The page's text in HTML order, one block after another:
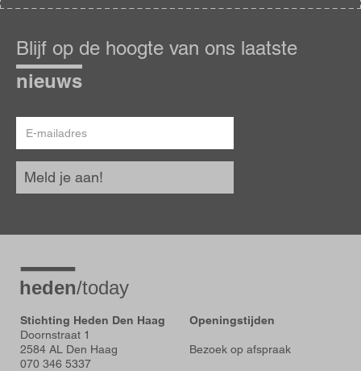
op
de
hoogte
Blijf op de hoogte van ons laatste
nieuws
mailadres
Meld je aan!
Stichting Heden Den Haag
Doornstraat 1
2584 AL Den Haag
070 346 5337
Openingstijden
Bezoek op afspraak